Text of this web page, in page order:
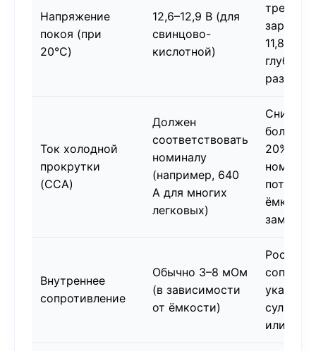
Напряжение
покоя (при
20°C)
12,6–12,9 В (для
свинцово-
кислотной)
11,8 В —
глубокий
разряд
Ток холодной
прокрутки
(CCA)
Должен
соответствовать
номиналу
(например, 640
А для многих
легковых)
более
20% от
потеря
ёмкости,
замена
Внутреннее
сопротивление
Обычно 3–8 мОм
(в зависимости
от ёмкости)
Рост
или